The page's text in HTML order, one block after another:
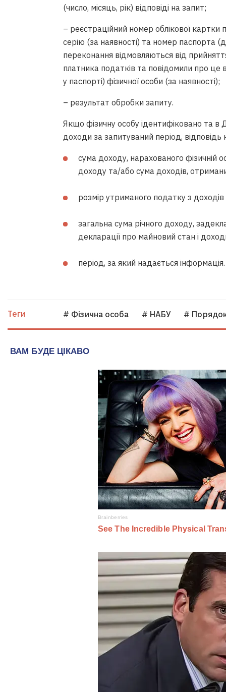
(число, місяць, рік) відповіді на запит;
– реєстраційний номер облікової
серію (за наявності) та номер паспорта
переконання відмовляються від
платника податків та повідомили про це
у паспорті) фізичної особи (за наявності);
– результат обробки запиту.
Якщо фізичну особу ідентифіковано та
доходи за запитуваний період, відповідь
сума доходу, нарахованого фізичній
доходу та/або сума доходів,
розмір утриманого податку з доходів
загальна сума річного доходу,
декларації про майновий стан і
період, за який надається інформація.
Теги # Фізична особа # НАБУ #